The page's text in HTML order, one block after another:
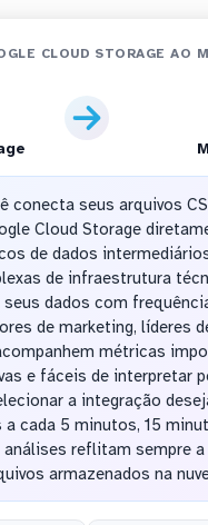
CLOUD STORAGE AO
conecta seus arquivos
Cloud Storage
de dados
de infraestrutura
dados com
de marketing, líderes
métricas
e fáceis de interpretar
a integração
cada 5 minutos, 15
reflitam sempre
armazenados na